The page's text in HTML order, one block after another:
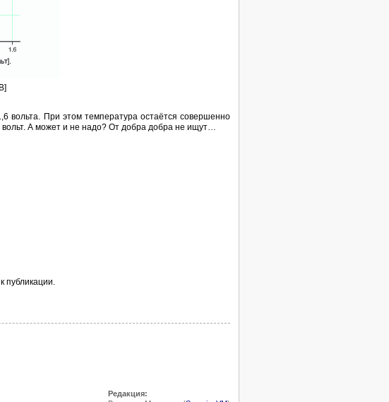
вольта. При этом температура остаётся совершенно
А может и не надо? От добра добра не ищут…
публикации.
Редакция: